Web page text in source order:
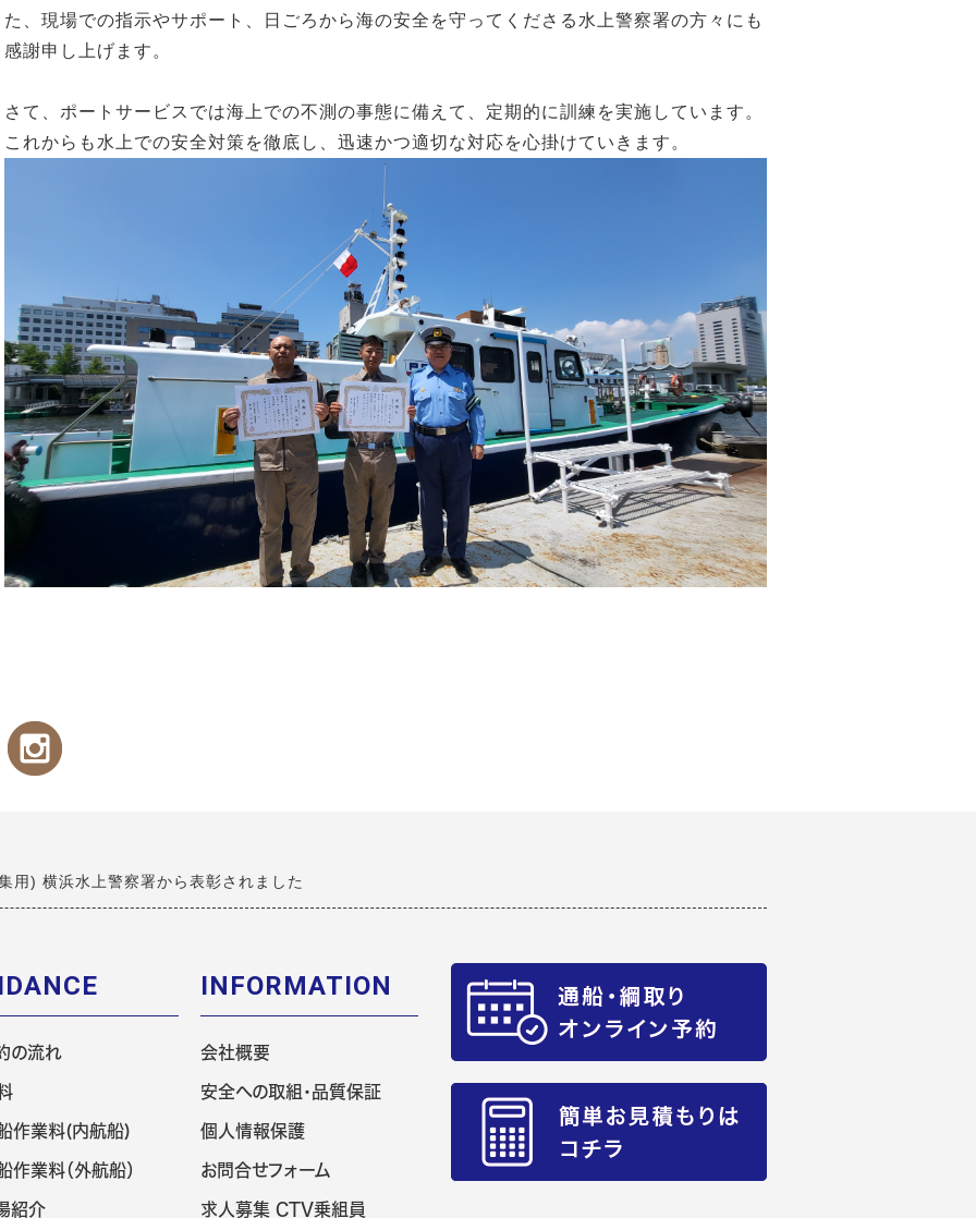
た、現場での指示やサポート、日ごろから海の安全を守ってくださる水上警察署の方々にも
感謝申し上げます。
さて、ポートサービスでは海上での不測の事態に備えて、定期的に訓練を実施しています。
これからも水上での安全対策を徹底し、迅速かつ適切な対応を心掛けていきます。
用) 横浜水上警察署から表彰されました
の流れ
作業料(内航船)
作業料（外航船）
紹介
INFORMATION
会社概要
安全への取組・品質保証
個人情報保護
お問合せフォーム
求人募集 CTV乗組員